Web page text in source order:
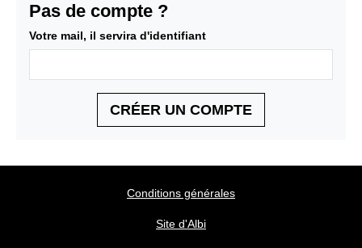
Pas de compte ?
Votre mail, il servira d'identifiant
CRÉER UN COMPTE
Conditions générales
Site d'Albi